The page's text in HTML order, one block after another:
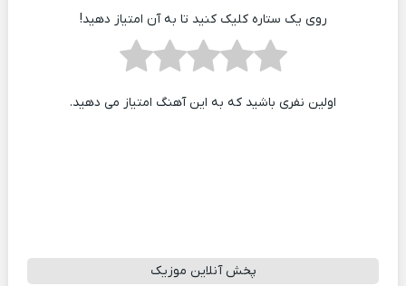
روی یک ستاره کلیک کنید تا به آن امتیاز دهید!
اولین نفری باشید که به این آهنگ امتیاز می دهید.
پخش آنلاین موزیک